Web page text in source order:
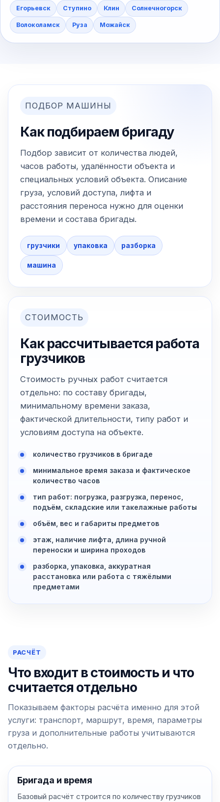
Егорьевск Ступино Клин Солнечногорск
Волоколамск Руза Можайск
ПОДБОР МАШИНЫ
Как подбираем бригаду
Подбор зависит от количества людей,
часов работы, удалённости объекта и
специальных условий объекта. Описание
груза, условий доступа, лифта и
расстояния переноса нужно для оценки
времени и состава бригады.
грузчики упаковка разборка
машина
СТОИМОСТЬ
Как рассчитывается работа
грузчиков
Стоимость ручных работ считается
отдельно: по составу бригады,
минимальному времени заказа,
фактической длительности, типу работ и
условиям доступа на объекте.
количество грузчиков в бригаде
минимальное время заказа и фактическое
количество часов
тип работ: погрузка, разгрузка, перенос,
подъём, складские или такелажные работы
объём, вес и габариты предметов
этаж, наличие лифта, длина ручной
переноски и ширина проходов
разборка, упаковка, аккуратная
расстановка или работа с тяжёлыми
предметами
РАСЧЁТ
Что входит в стоимость и что
считается отдельно
Показываем факторы расчёта именно для этой
услуги: транспорт, маршрут, время, параметры
груза и дополнительные работы учитываются
отдельно.
Бригада и время
Базовый расчёт строится по количеству грузчиков